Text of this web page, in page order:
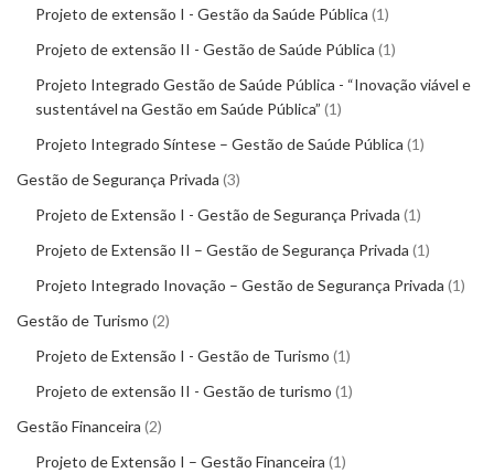
Projeto de extensão I - Gestão da Saúde Pública 1
Projeto de extensão II - Gestão de Saúde Pública 1
Projeto Integrado Gestão de Saúde Pública - “Inovação viável e
sustentável na Gestão em Saúde Pública” 1
Projeto Integrado Síntese – Gestão de Saúde Pública 1
Gestão de Segurança Privada 3
Projeto de Extensão I - Gestão de Segurança Privada 1
Projeto de Extensão II – Gestão de Segurança Privada 1
Projeto Integrado Inovação – Gestão de Segurança Privada 1
Gestão de Turismo 2
Projeto de Extensão I - Gestão de Turismo 1
Projeto de extensão II - Gestão de turismo 1
Gestão Financeira 2
Projeto de Extensão I – Gestão Financeira 1